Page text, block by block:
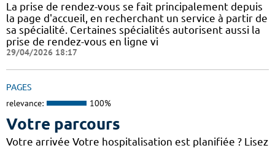
La prise de rendez-vous se fait principalement depuis
la page d'accueil, en recherchant un service à partir de
sa spécialité. Certaines spécialités autorisent aussi la
prise de rendez-vous en ligne vi
29/04/2026 18:17
PAGES
relevance: 100%
Votre parcours
Votre arrivée Votre hospitalisation est planifiée ? Lisez